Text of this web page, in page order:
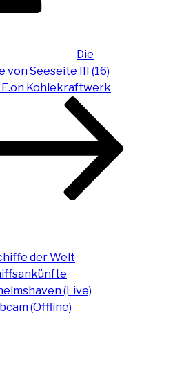
Die
von Seeseite III (16)
E.on Kohlekraftwerk
der Welt
(Live)
(Offline)